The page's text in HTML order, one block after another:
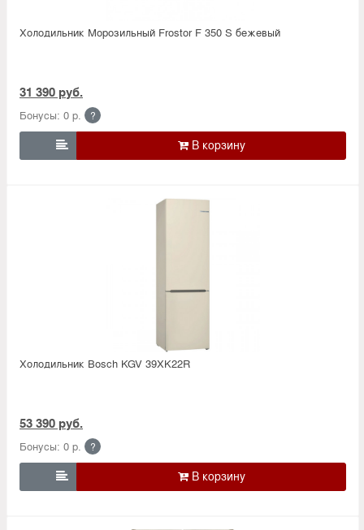
Холодильник Морозильный Frostor F 350 S бежевый
31 390 руб.
Бонусы: 0 р. ?

Холодильник Bosсh KGV 39XK22R
53 390 руб.
Бонусы: 0 р. ?
